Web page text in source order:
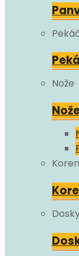
Nože